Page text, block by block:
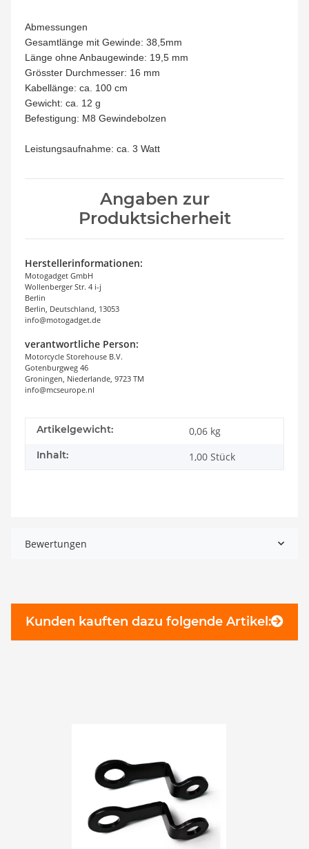
Abmessungen
Gesamtlänge mit Gewinde: 38,5mm
Länge ohne Anbaugewinde: 19,5 mm
Grösster Durchmesser: 16 mm
Kabellänge: ca. 100 cm
Gewicht: ca. 12 g
Befestigung: M8 Gewindebolzen
Leistungsaufnahme: ca. 3 Watt
Angaben zur
Produktsicherheit
Herstellerinformationen:
Motogadget GmbH
Wollenberger Str. 4 i-j
Berlin
Berlin, Deutschland, 13053
info@motogadget.de
verantwortliche Person:
Motorcycle Storehouse B.V.
Gotenburgweg 46
Groningen, Niederlande, 9723 TM
info@mcseurope.nl
Artikelgewicht: 0,06 kg
Inhalt: 1,00 Stück
Bewertungen
Kunden kauften dazu folgende Artikel: